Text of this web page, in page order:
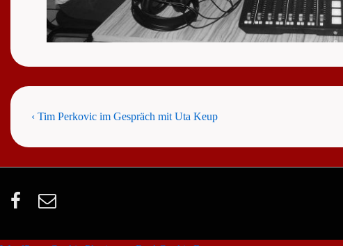
Beitragsnavigation
Previous
‹ Tim Perkovic im Gespräch mit Uta Keup